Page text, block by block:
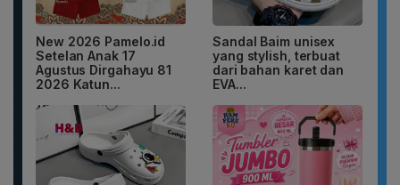
New 2026 Pamelo.id
Setelan Anak 17
Agustus Dirgahayu 81
2026 Katun...
Sandal Baim unisex
yang stylish, terbuat
dari bahan karet dan
EVA...